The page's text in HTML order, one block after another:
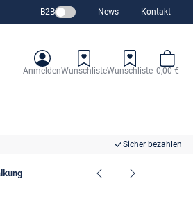
B2B News Kontakt
AnmeldenWunschlisteWunschliste 0,00 €
Sicher bezahlen